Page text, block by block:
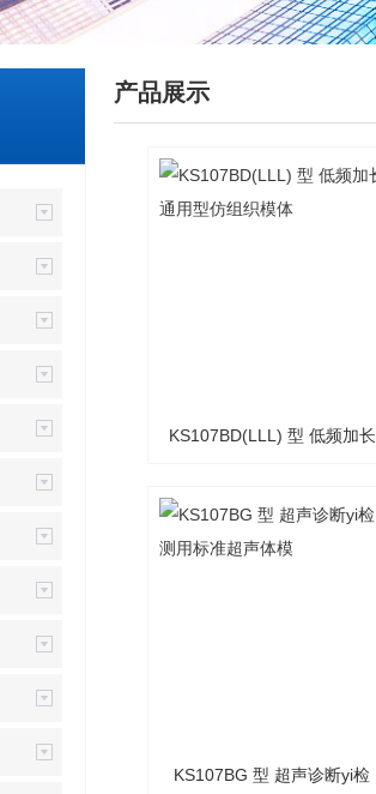
产品展示
KS107BD(LLL) 型 低频加长
KS107BG 型 超声诊断yi检